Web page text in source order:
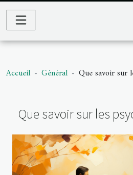
Accueil Général Que savoir sur
Que savoir sur les